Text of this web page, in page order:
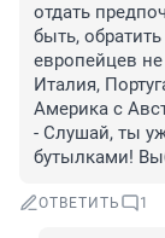
отдать
быть,
европейцев
Италия,
Америка с
- Слушай, ты
бутылками!
ОТВЕТИТЬ 1